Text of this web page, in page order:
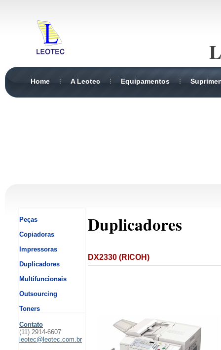
Home A Leotec Equipamentos
Peças
Copiadoras
Impressoras
Duplicadores
Multifuncionais
Outsourcing
Toners
Contato
(11) 2914-6607
leotec@leotec.com.br
Duplicadores
DX2330 (RICOH)